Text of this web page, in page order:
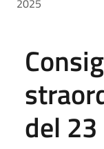
2025
del